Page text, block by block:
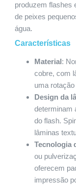
produzem flashes
de peixes
água.
Características
Material:
cobre, com
uma
Design da
determinam
do flash.
lâminas
Tecnologia
ou
oferecem
impressão